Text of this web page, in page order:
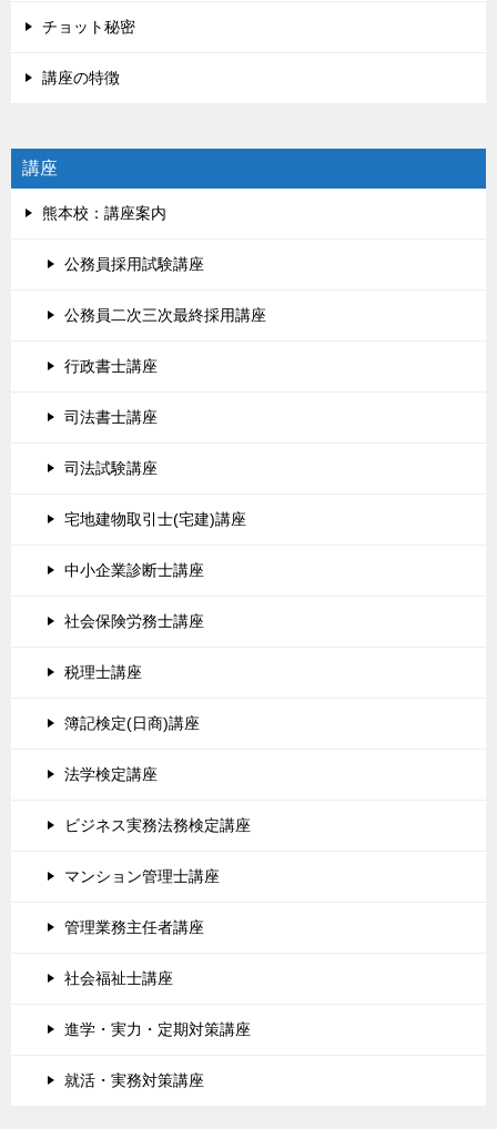
チョット秘密
講座の特徴
講座
熊本校：講座案内
公務員採用試験講座
公務員二次三次最終採用講座
行政書士講座
司法書士講座
司法試験講座
宅地建物取引士(宅建)講座
中小企業診断士講座
社会保険労務士講座
税理士講座
簿記検定(日商)講座
法学検定講座
ビジネス実務法務検定講座
マンション管理士講座
管理業務主任者講座
社会福祉士講座
進学・実力・定期対策講座
就活・実務対策講座